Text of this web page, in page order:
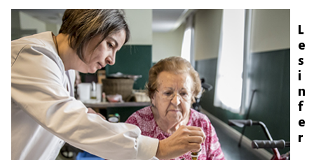
L
e
s
i
n
f
e
r